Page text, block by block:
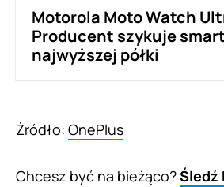
Motorola Moto Watch
Producent szykuje
najwyższej półki
Źródło: OnePlus
Chcesz być na bieżąco?Śledź